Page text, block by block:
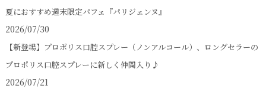
夏におすすめ週末限定パフェ『パリジェンヌ』
2026/07/30
【新登場】プロポリス口腔スプレー（ノンアルコール）、ロングセラーの
プロポリス口腔スプレーに新しく仲間入り♪
2026/07/21